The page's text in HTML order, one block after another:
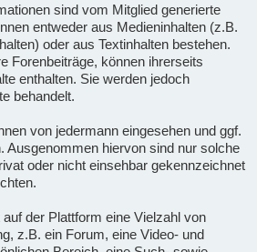
sind vom Mitglied generierte
entweder aus Medieninhalten (z.B.
oder aus Textinhalten bestehen.
Forenbeiträge, können ihrerseits
enthalten. Sie werden jedoch
behandelt.
von jedermann eingesehen und ggf.
Ausgenommen hiervon sind nur solche
oder nicht einsehbar gekennzeichnet
der Plattform eine Vielzahl von
z.B. ein Forum, eine Video- und